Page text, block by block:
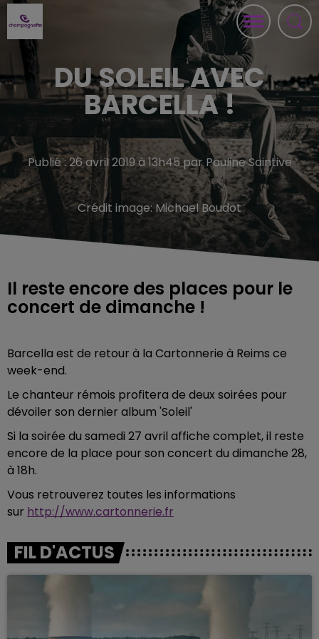
DU SOLEIL AVEC
BARCELLA !
Publié : 26 avril 2019 à 13h45 par Pauline Saintive
Crédit image: Michael Boudot
Il reste encore des places pour le
concert de dimanche !
Barcella est de retour à la Cartonnerie à Reims ce
week-end.
Le chanteur rémois profitera de deux soirées pour
dévoiler son dernier album 'Soleil'
Si la soirée du samedi 27 avril affiche complet, il reste
encore de la place pour son concert du dimanche 28,
à 18h.
Vous retrouverez toutes les informations
sur http://www.cartonnerie.fr
FIL D'ACTUS